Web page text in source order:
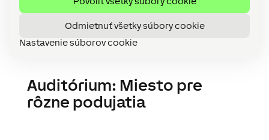
Odmietnuť všetky súbory cookie
Nastavenie súborov cookie
Auditórium: Miesto pre
rôzne podujatia